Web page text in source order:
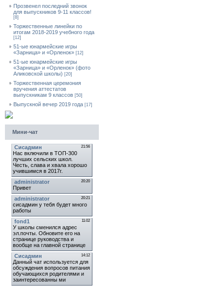
Прозвенел последний звонок
для выпускников 9-11 классов!
[8]
Торжественные линейки по
итогам 2018-2019 учебного года
[12]
51-ые юнармейские игры
«Зарница» и «Орленок» [12]
51-ые юнармейские игры
«Зарница» и «Орленок» (фото
Аликовской школы) [20]
Торжественная церемония
вручения аттестатов
выпускникам 9 классов [50]
Выпускной вечер 2019 года [17]
Мини-чат